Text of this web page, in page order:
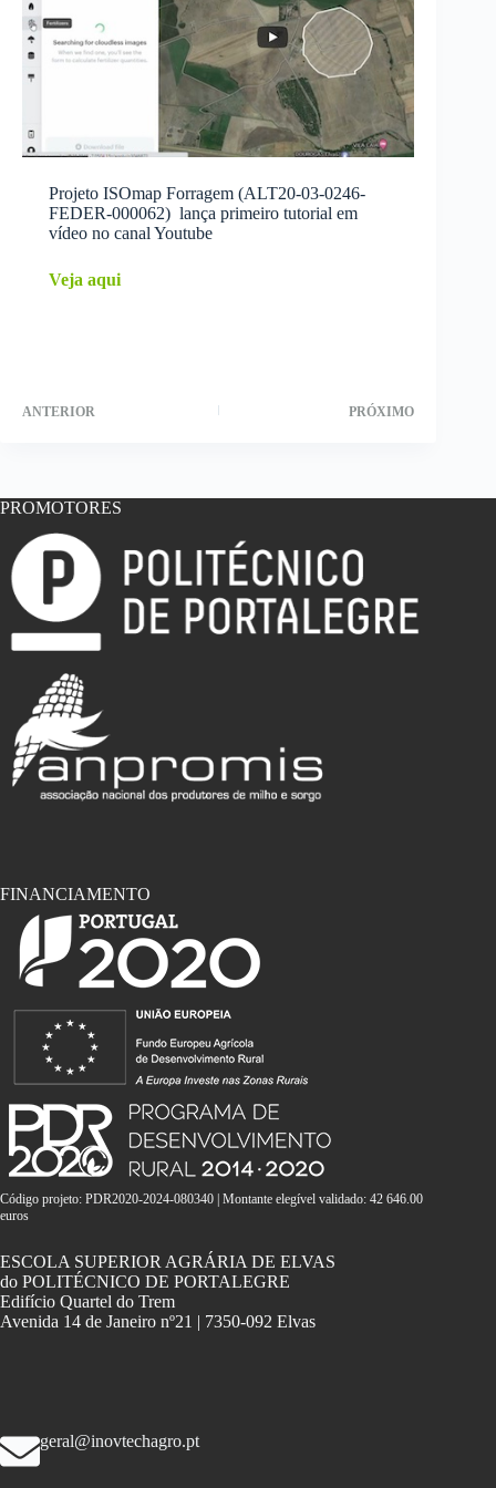
Projeto ISOmap Forragem (ALT20-03-0246-
FEDER-000062) lança primeiro tutorial em
vídeo no canal Youtube
Veja aqui
ANTERIOR PRÓXIMO
PROMOTORES
FINANCIAMENTO
Código projeto: PDR2020-2024-080340 | Montante elegível validado: 42 646.00
euros
ESCOLA SUPERIOR AGRÁRIA DE ELVAS
do POLITÉCNICO DE PORTALEGRE
Edifício Quartel do Trem
Avenida 14 de Janeiro nº21 | 7350-092 Elvas
geral@inovtechagro.pt